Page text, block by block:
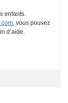
enfants.
, vous pouvez
d’aide.